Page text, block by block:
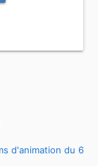
d'animation du 6